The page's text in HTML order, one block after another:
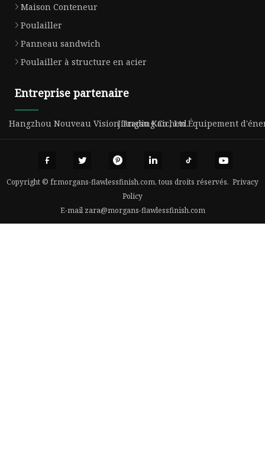
Maison Conteneur
Poulailler
Panneau sandwich
Poulailler à structure en acier
Entreprise partenaire
Hangzhou Nouveau Vision Trading Co., Ltd.
Jiangsu Kaichen Équipement
Copyright © fr.morgans-flawlessfinish.com, tous droits réservés. Privacy
Policy
E-mail zara@morgans-flawlessfinish.com